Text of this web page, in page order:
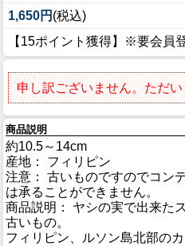
1,650円 (税込)
【15ポイント獲得】※要会員
申し訳ございません。ただい
商品説明
約10.5～14cm
産地： フィリピン
注意： 古いものですのでコン
は承ることができません。
商品説明： ヤシの実で出来た
古いもの。
フィリピン、ルソン島北部の